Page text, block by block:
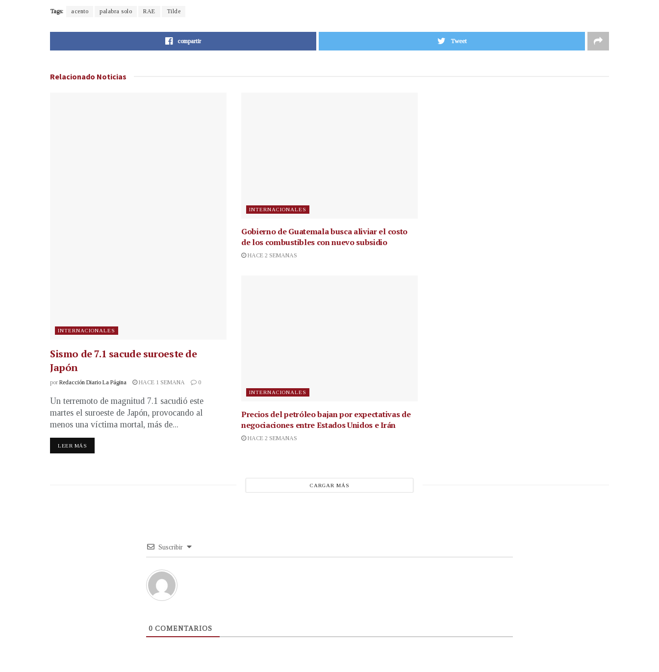
Tags: acento palabra solo RAE Tilde
compartir Tweet
Relacionado Noticias
INTERNACIONALES
Sismo de 7.1 sacude suroeste de
Japón
por Redacción Diario La Página HACE 1 SEMANA 0
Un terremoto de magnitud 7.1 sacudió este
martes el suroeste de Japón, provocando al
menos una víctima mortal, más de...
LEER MÁS
INTERNACIONALES
Gobierno de Guatemala busca aliviar el costo
de los combustibles con nuevo subsidio
HACE 2 SEMANAS
INTERNACIONALES
Precios del petróleo bajan por expectativas de
negociaciones entre Estados Unidos e Irán
HACE 2 SEMANAS
CARGAR MÁS
Suscribir
0 COMENTARIOS